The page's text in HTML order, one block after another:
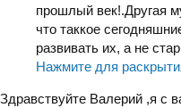
прошлый век!.Другая
что таккое
развивать их, а не
Нажмите для
Здравствуйте Валерий ,я с